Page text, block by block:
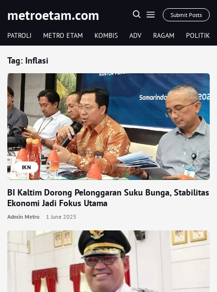
metroetam.com Submit Posts
PATROLI METRO ETAM KOMBIS ADV RAGAM POLITIK
Tag: Inflasi
IKN
BI Kaltim Dorong Pelonggaran Suku Bunga, Stabilitas
Ekonomi Jadi Fokus Utama
Admin Metro 1 June 2025